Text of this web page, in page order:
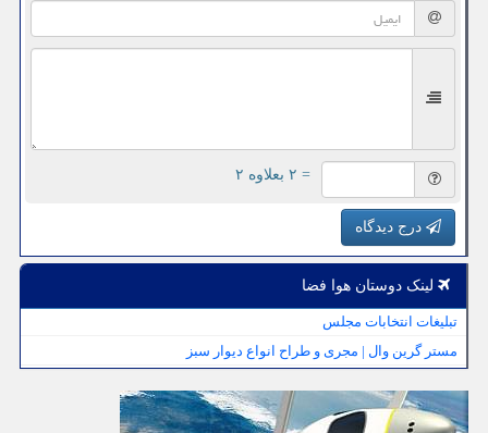
= ۲ بعلاوه ۲
درج دیدگاه
لینک دوستان هوا فضا
تبلیغات انتخابات مجلس
مستر گرین وال | مجری و طراح انواع دیوار سبز